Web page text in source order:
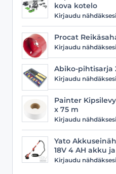
kova kotelo
Kirjaudu
Procat
Kirjaudu
Abiko-pihtisarja
Kirjaudu
Painter
x 75 m
Kirjaudu
Yato
18V 4 AH akku
Kirjaudu